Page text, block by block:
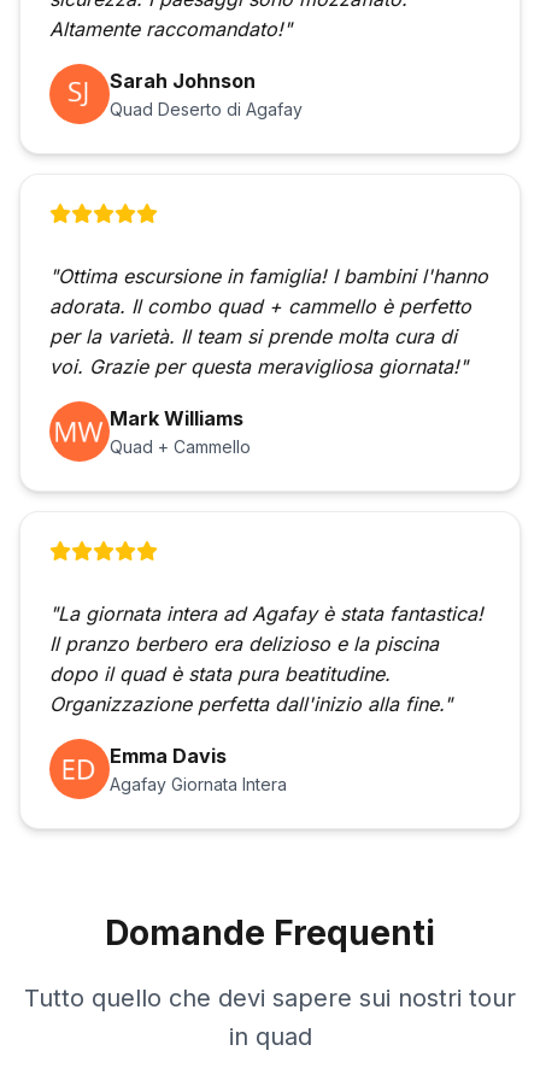
Altamente raccomandato!"
Sarah Johnson
Quad Deserto di Agafay
"Ottima escursione in famiglia! I bambini l'hanno
adorata. Il combo quad + cammello è perfetto
per la varietà. Il team si prende molta cura di
voi. Grazie per questa meravigliosa giornata!"
Mark Williams
Quad + Cammello
"La giornata intera ad Agafay è stata fantastica!
Il pranzo berbero era delizioso e la piscina
dopo il quad è stata pura beatitudine.
Organizzazione perfetta dall'inizio alla fine."
Emma Davis
Agafay Giornata Intera
Domande Frequenti
Tutto quello che devi sapere sui nostri tour
in quad